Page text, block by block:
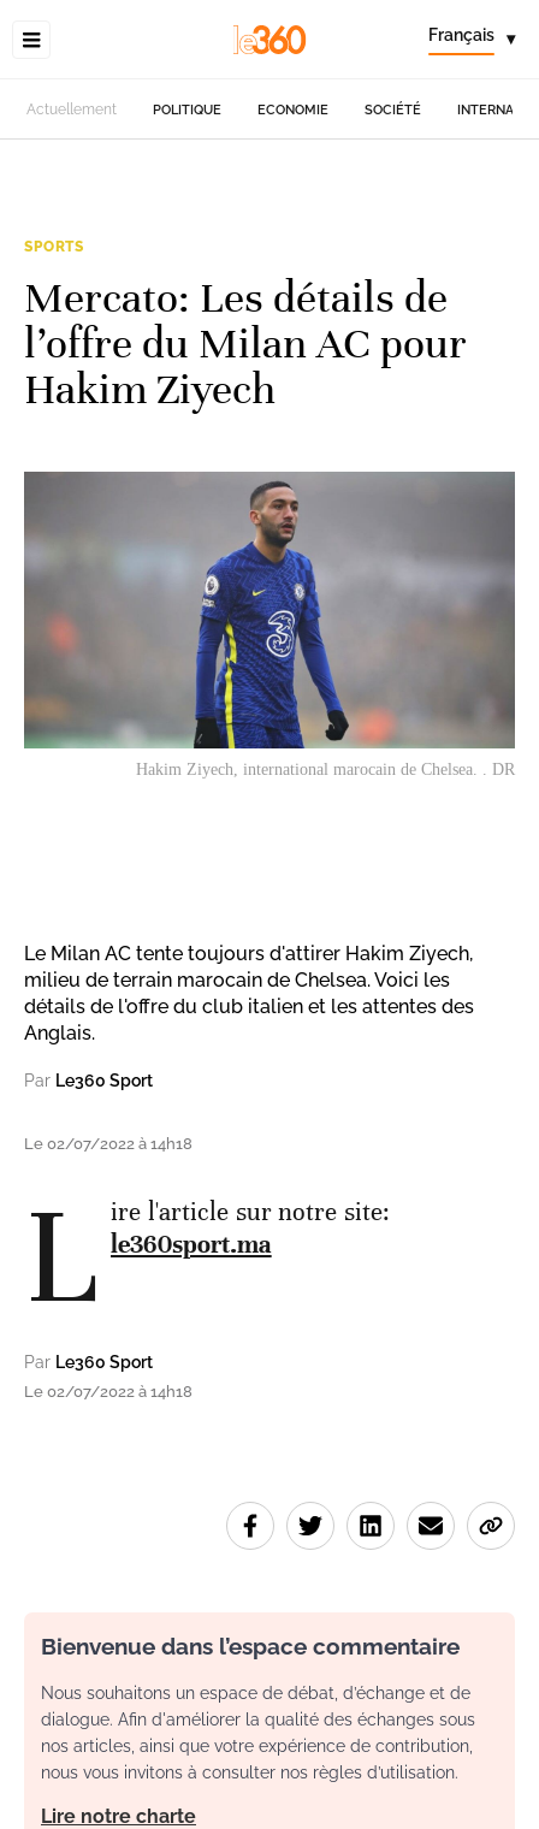
Français ▾
Actuellement POLITIQUE ECONOMIE SOCIÉTÉ
SPORTS
Mercato: Les détails de
l’offre du Milan AC pour
Hakim Ziyech
Hakim Ziyech, international marocain de Chelsea. . DR
Le Milan AC tente toujours d'attirer Hakim Ziyech,
milieu de terrain marocain de Chelsea. Voici les
détails de l'offre du club italien et les attentes des
Anglais.
Par Le360 Sport
Le 02/07/2022 à 14h18
L ire l'article sur notre site:
le360sport.ma
Par Le360 Sport
Le 02/07/2022 à 14h18
Bienvenue dans l’espace commentaire
Nous souhaitons un espace de débat, d’échange et de
dialogue. Afin d'améliorer la qualité des échanges sous
nos articles, ainsi que votre expérience de contribution,
nous vous invitons à consulter nos règles d’utilisation.
Lire notre charte